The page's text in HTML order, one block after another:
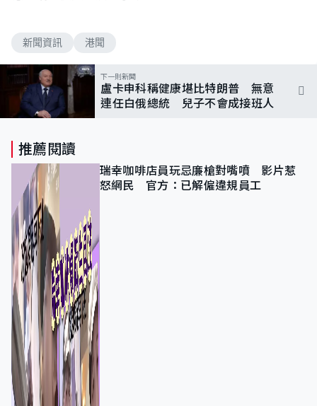
新聞資訊 港聞
下一則新聞
盧卡申科稱健康堪比特朗普 無意
連任白俄總統 兒子不會成接班人
推薦閱讀
瑞幸咖啡店員玩忌廉槍對嘴噴 影片惹
怒網民 官方：已解僱違規員工